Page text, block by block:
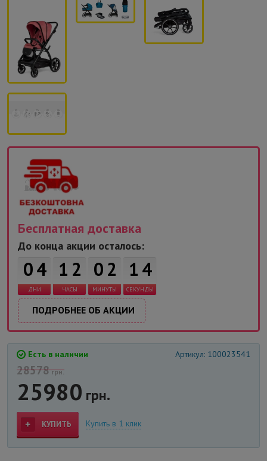
Бесплатная доставка
До конца акции осталось:
04
ДНИ
1 2
ЧАСЫ
0 2
МИНУТЫ
1 4
СЕКУНДЫ
ПОДРОБНЕЕ ОБ АКЦИИ
Есть в наличии Артикул: 100023541
28578грн.
25980 грн.
КУПИТЬ Купить в 1 клик